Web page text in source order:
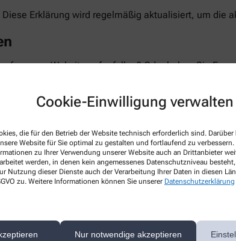
Cookie-Einwilligung verwalten
die für den Betrieb der Website technisch erforderlich sind.
Website für Sie optimal zu gestalten und fortlaufend zu
zu Ihrer Verwendung unserer Website auch an Drittanbieter
werden, in denen kein angemessenes Datenschutzniveau
Nutzung dieser Dienste auch der Verarbeitung Ihrer Daten in diesen
zu. Weitere Informationen können Sie unserer Datenschutzerklärung
Nur notwendige akzeptieren
Erklärung wird regelmäßig aktualisiert, um die
unserer Website aufgefallen? Oder haben Sie
und bemühen uns, die gemeldeten
teilen Sie uns mit, auf welcher Seite und bei
auf unserer Website. Sie können uns